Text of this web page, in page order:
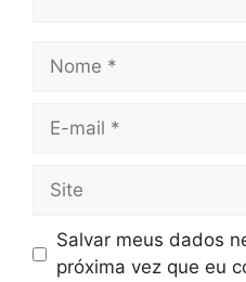
Salvar meus dados
próxima vez que eu